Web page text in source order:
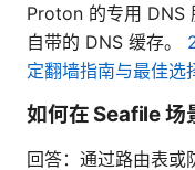
Proton 的专用 DNS
自带的 DNS 缓存。
定翻墙指南与最佳选
如何在 Seafile 场
回答：通过路由表或